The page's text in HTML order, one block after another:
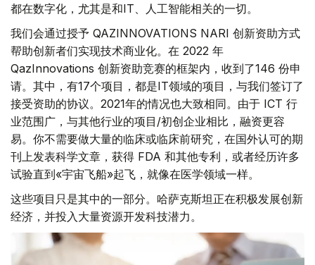
都在数字化，尤其是和IT、人工智能相关的一切。
我们会通过授予 QAZINNOVATIONS NARI 创新资助方式
帮助创新者们实现技术商业化。在 2022 年
QazInnovations 创新资助竞赛的框架内，收到了146 份申
请。其中，有17个项目，都是IT领域的项目，与我们签订了
接受资助的协议。2021年的情况也大致相同。由于 ICT 行
业范围广，与其他行业的项目/初创企业相比，融资更容
易。你不需要做大量的临床或临床前研究，在国外认可的期
刊上发表科学文章，获得 FDA 和其他专利，或者经历许多
试验直到«宇宙飞船»起飞，就像在医学领域一样。
这些项目只是其中的一部分。哈萨克斯坦正在积极发展创新
经济，并投入大量资源开发科技潜力。